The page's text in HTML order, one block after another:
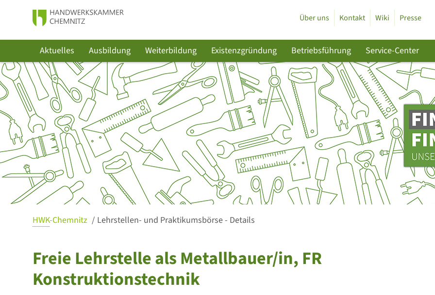
Über uns Kontakt Wiki Presse
Aktuelles Ausbildung Weiterbildung Existenzgründung Betriebsführung Service-Center
HWK-Chemnitz Lehrstellen- und Praktikumsbörse - Details
Freie Lehrstelle als Metallbauer/in, FR
Konstruktionstechnik